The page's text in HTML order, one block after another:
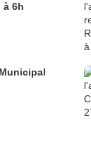
à 6h